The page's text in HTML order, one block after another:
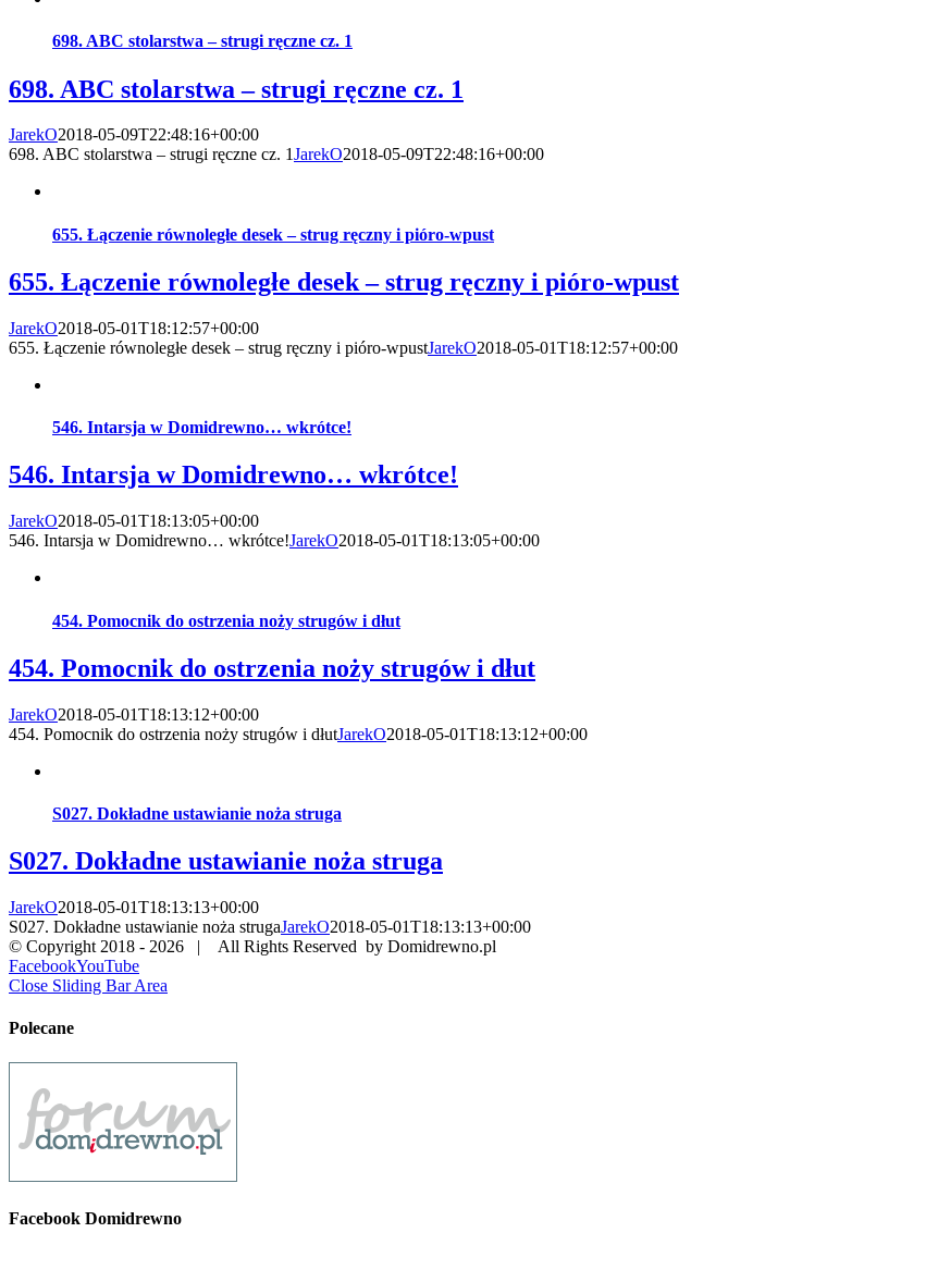
698. ABC stolarstwa – strugi ręczne cz. 1
698. ABC stolarstwa – strugi ręczne cz. 1
JarekO2018-05-09T22:48:16+00:00
698. ABC stolarstwa – strugi ręczne cz. 1JarekO2018-05-09T22:48:16+00:00
655. Łączenie równoległe desek – strug ręczny i pióro-wpust
655. Łączenie równoległe desek – strug ręczny i pióro-wpust
JarekO2018-05-01T18:12:57+00:00
655. Łączenie równoległe desek – strug ręczny i pióro-wpustJarekO2018-05-01T18:12:57+00:00
546. Intarsja w Domidrewno… wkrótce!
546. Intarsja w Domidrewno… wkrótce!
JarekO2018-05-01T18:13:05+00:00
546. Intarsja w Domidrewno… wkrótce!JarekO2018-05-01T18:13:05+00:00
454. Pomocnik do ostrzenia noży strugów i dłut
454. Pomocnik do ostrzenia noży strugów i dłut
JarekO2018-05-01T18:13:12+00:00
454. Pomocnik do ostrzenia noży strugów i dłutJarekO2018-05-01T18:13:12+00:00
S027. Dokładne ustawianie noża struga
S027. Dokładne ustawianie noża struga
JarekO2018-05-01T18:13:13+00:00
S027. Dokładne ustawianie noża strugaJarekO2018-05-01T18:13:13+00:00
© Copyright 2018 - 2026 | All Rights Reserved by Domidrewno.pl
FacebookYouTube
Close Sliding Bar Area
Polecane
Facebook Domidrewno